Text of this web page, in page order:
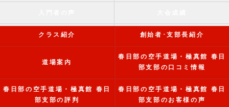
クラス紹介 創始者･支部長紹介
道場案内
春日部の空手道場・極真館 春日
部支部の口コミ情報
春日部の空手道場・極真館 春日
部支部の評判
春日部の空手道場・極真館 春日
部支部のお客様の声